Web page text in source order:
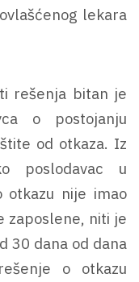
lekara
rešenja bitan je
o postojanju
od otkaza. Iz
poslodavac u
otkazu nije imao
zaposlene, niti je
30 dana od dana
o otkazu